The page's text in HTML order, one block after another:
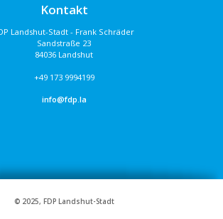
Kontakt
Landshut-Stadt - Frank Schräder
Sandstraße 23
84036 Landshut
+49 173 9994199
info@fdp.la
© 2025, FDP Landshut-Stadt